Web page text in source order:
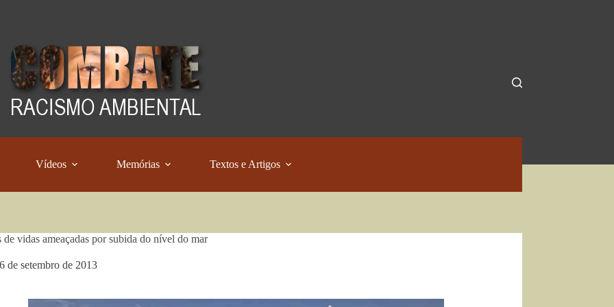
Vídeos Memórias Textos e Artigos
vidas ameaçadas por subida do nível do mar
de setembro de 2013